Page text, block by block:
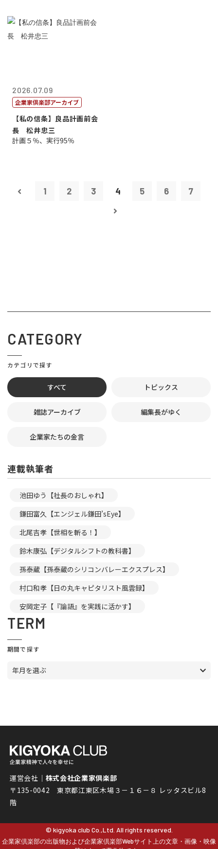
2026.07.09
企業家倶楽部アーカイブ
【私の信条】良品計画前会
長 松井忠三
計画５％、実行95％
1 2 3 4 5 6 7
CATEGORY
カテゴリで探す
すべて トピックス
雑誌アーカイブ 編集長がゆく
企業家たちの金言
連載執筆者
池田ゆう【社長のおしゃれ】
鎌田富久【エンジェル鎌田’sEye】
北尾吉孝【世相を斬る！】
鈴木康弘【デジタルシフトの教科書】
孫泰蔵【孫泰蔵のシリコンバレーエクスプレス】
村口和孝【日の丸キャピタリスト風雲録】
安岡定子【『論語』を実践に活かす】
TERM
期間で探す
年月を選ぶ
運営会社｜ 株式会社企業家倶楽部
〒135-0042 東京都江東区木場３－１６－８ レッタスビル8
階
© kigyoka club Co.,Ltd. All rights reserved.
企業家倶楽部の出版物および企業家倶楽部Webサイト上の文章・画像・映像